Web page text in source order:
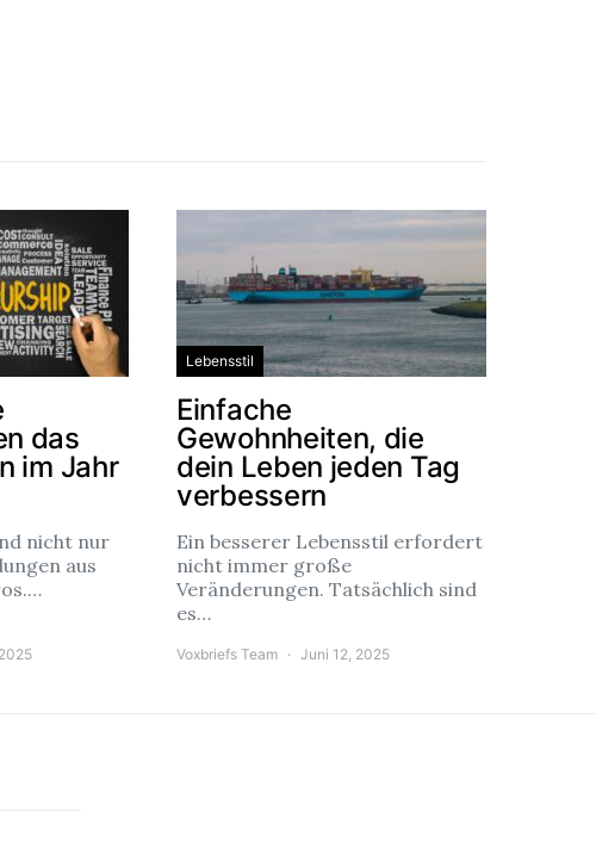
das
im Jahr
nicht nur
aus
Lebensstil
Einfache
Gewohnheiten, die
dein Leben jeden Tag
verbessern
Ein besserer Lebensstil erfordert
nicht immer große
Veränderungen. Tatsächlich sind
es…
Voxbriefs Team Juni 12, 2025